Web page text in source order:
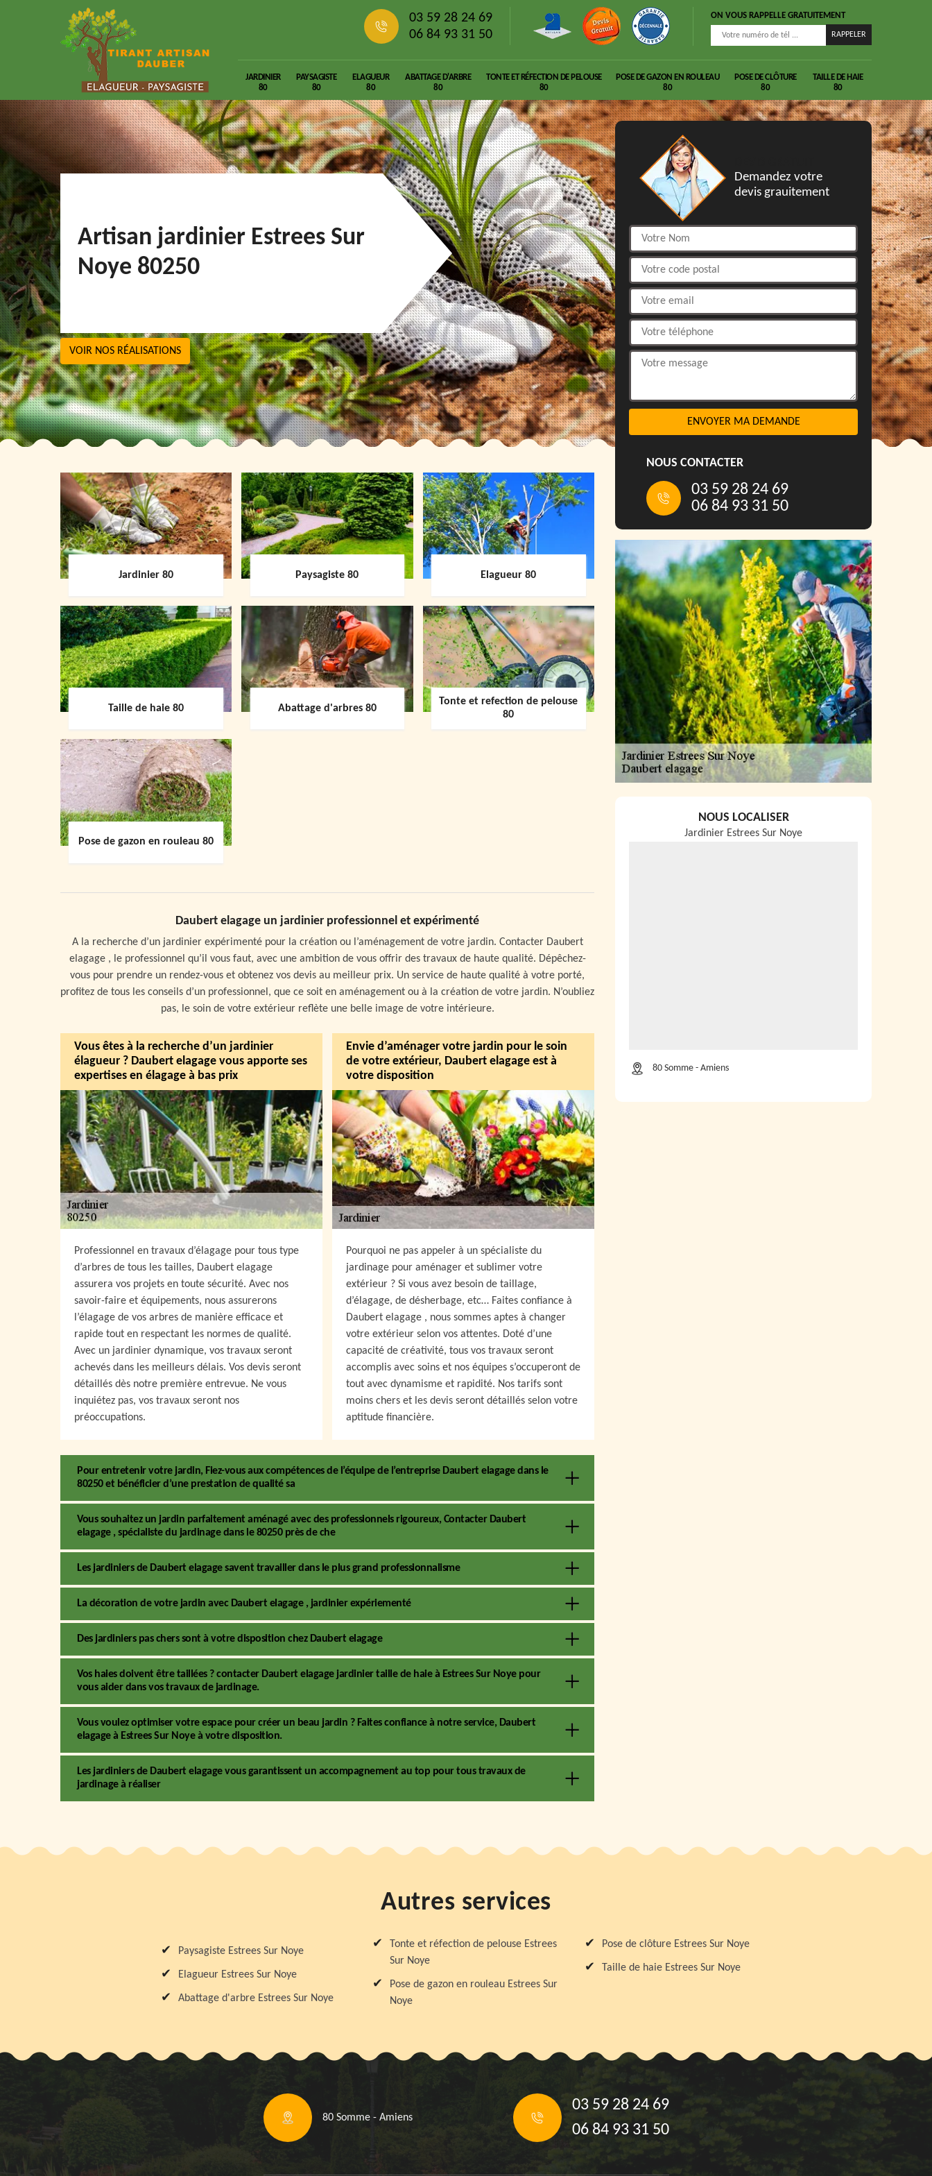
03 59 28 24 69
06 84 93 31 50
ON VOUS RAPPELLE GRATUITEMENT
JARDINIER
80
PAYSAGISTE
80
ELAGUEUR
80
ABATTAGE D'ARBRE
80
TONTE ET RÉFECTION DE PELOUSE
80
POSE DE GAZON EN ROULEAU
80
POSE DE CLÔTURE
80
TAILLE DE HAIE
80
Artisan jardinier Estrees Sur
Noye 80250
VOIR NOS RÉALISATIONS
Jardinier 80 Paysagiste 80 Elagueur 80
Taille de haie 80 Abattage d'arbres 80
Tonte et refection de pelouse
80
Pose de gazon en rouleau 80
Daubert elagage un jardinier professionnel et expérimenté
A la recherche d’un jardinier expérimenté pour la création ou l’aménagement de votre jardin. Contacter Daubert
elagage , le professionnel qu’il vous faut, avec une ambition de vous offrir des travaux de haute qualité. Dépêchez-
vous pour prendre un rendez-vous et obtenez vos devis au meilleur prix. Un service de haute qualité à votre porté,
profitez de tous les conseils d’un professionnel, que ce soit en aménagement ou à la création de votre jardin. N’oubliez
pas, le soin de votre extérieur reflète une belle image de votre intérieure.
Vous êtes à la recherche d’un jardinier
élagueur ? Daubert elagage vous apporte ses
expertises en élagage à bas prix
Professionnel en travaux d’élagage pour tous type
d’arbres de tous les tailles, Daubert elagage
assurera vos projets en toute sécurité. Avec nos
savoir-faire et équipements, nous assurerons
l’élagage de vos arbres de manière efficace et
rapide tout en respectant les normes de qualité.
Avec un jardinier dynamique, vos travaux seront
achevés dans les meilleurs délais. Vos devis seront
détaillés dès notre première entrevue. Ne vous
inquiétez pas, vos travaux seront nos
préoccupations.
Envie d’aménager votre jardin pour le soin
de votre extérieur, Daubert elagage est à
votre disposition
Pourquoi ne pas appeler à un spécialiste du
jardinage pour aménager et sublimer votre
extérieur ? Si vous avez besoin de taillage,
d’élagage, de désherbage, etc… Faites confiance à
Daubert elagage , nous sommes aptes à changer
votre extérieur selon vos attentes. Doté d’une
capacité de créativité, tous vos travaux seront
accomplis avec soins et nos équipes s’occuperont de
tout avec dynamisme et rapidité. Nos tarifs sont
moins chers et les devis seront détaillés selon votre
aptitude financière.
Pour entretenir votre jardin, Fiez-vous aux compétences de l’équipe de l’entreprise Daubert elagage dans le
80250 et bénéficier d’une prestation de qualité sa
Vous souhaitez un jardin parfaitement aménagé avec des professionnels rigoureux, Contacter Daubert
elagage , spécialiste du jardinage dans le 80250 près de che
Les jardiniers de Daubert elagage savent travailler dans le plus grand professionnalisme
La décoration de votre jardin avec Daubert elagage , jardinier expériementé
Des jardiniers pas chers sont à votre disposition chez Daubert elagage
Vos haies doivent être taillées ? contacter Daubert elagage jardinier taille de haie à Estrees Sur Noye pour
vous aider dans vos travaux de jardinage.
Vous voulez optimiser votre espace pour créer un beau jardin ? Faites confiance à notre service, Daubert
elagage à Estrees Sur Noye à votre disposition.
Les jardiniers de Daubert elagage vous garantissent un accompagnement au top pour tous travaux de
jardinage à réaliser
Demandez votre
devis grauitement
NOUS CONTACTER
03 59 28 24 69
06 84 93 31 50
NOUS LOCALISER
Jardinier Estrees Sur Noye
80 Somme - Amiens
Autres services
Paysagiste Estrees Sur Noye
Elagueur Estrees Sur Noye
Abattage d'arbre Estrees Sur Noye
Tonte et réfection de pelouse Estrees
Sur Noye
Pose de gazon en rouleau Estrees Sur
Noye
Pose de clôture Estrees Sur Noye
Taille de haie Estrees Sur Noye
80 Somme - Amiens
03 59 28 24 69
06 84 93 31 50